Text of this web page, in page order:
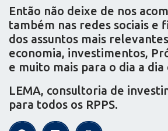
Então não deixe de nos
também nas redes sociais e
dos assuntos mais
economia, investimentos,
e muito mais para o dia a dia
LEMA, consultoria de
para todos os RPPS.